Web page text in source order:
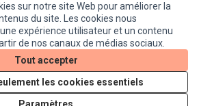
sur notre site Web pour améliorer la
du site. Les cookies nous
expérience utilisateur et un contenu
de nos canaux de médias sociaux.
Tout accepter
les cookies essentiels
sur Instagram
Licence
(Lien